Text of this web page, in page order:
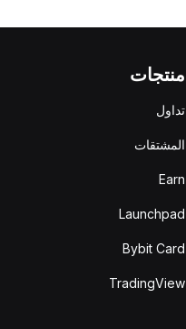
منتجات
تداول
المشتقات
Earn
Launchpad
Bybit Card
TradingView